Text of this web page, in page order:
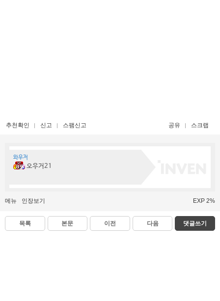
추천확인 신고 스팸신고 공유 스크랩
와우저
오우거21
메뉴 인장보기 EXP 2%
목록 본문 이전 다음 댓글쓰기